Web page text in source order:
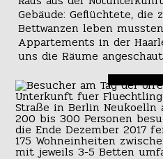
Gebäude: Geflüchtete, die
Bettwanzen leben
Appartements in der
uns die Räume